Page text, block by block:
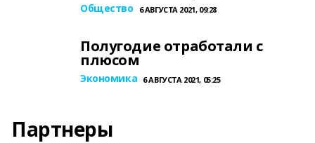
Общество 6 АВГУСТА 2021, 09:28
Полугодие отработали с
плюсом
Экономика 6 АВГУСТА 2021, 05:25
Партнеры